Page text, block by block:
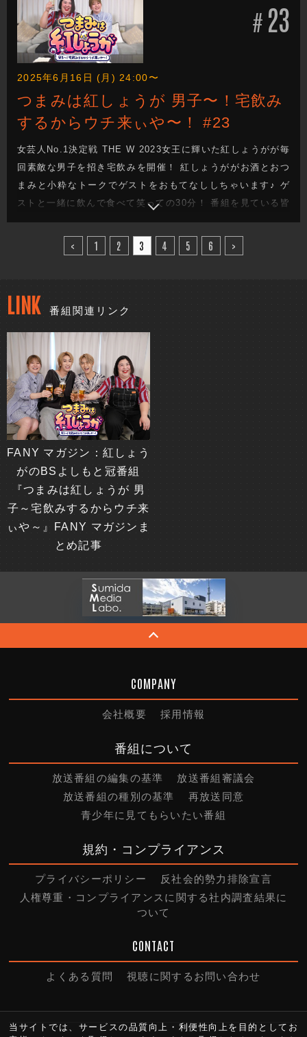
# 23
2025年6月16日 (月) 24:00〜
つまみは紅しょうが 男子〜！宅飲み
するからウチ来ぃや〜！ #23
女芸人No.1決定戦 THE W 2023女王に輝いた紅しょうがが毎
回素敵な男子を招き宅飲みを開催！ 紅しょうががお酒とおつ
まみと小粋なトークでゲストをおもてなししちゃいます♪ ゲ
ストと一緒に飲んで食べて笑っての30分！ 番組を見ている皆
さんも一緒に宅飲みしてるような気分になれる番組です！
< 1 2 3 4 5 6 >
LINK 番組関連リンク
FANY マガジン：紅しょう
がのBSよしもと冠番組
『つまみは紅しょうが 男
子～宅飲みするからウチ来
ぃや～』FANY マガジンま
とめ記事
COMPANY
会社概要 採用情報
番組について
放送番組の編集の基準
放送番組審議会
放送番組の種別の基準
再放送同意
青少年に見てもらいたい番組
規約・コンプライアンス
プライバシーポリシー
反社会的勢力排除宣言
人権尊重・コンプライアンスに関する社内調査結果に
ついて
CONTACT
よくある質問 視聴に関するお問い合わせ
当サイトでは、サービスの品質向上・利便性向上を目的としてお